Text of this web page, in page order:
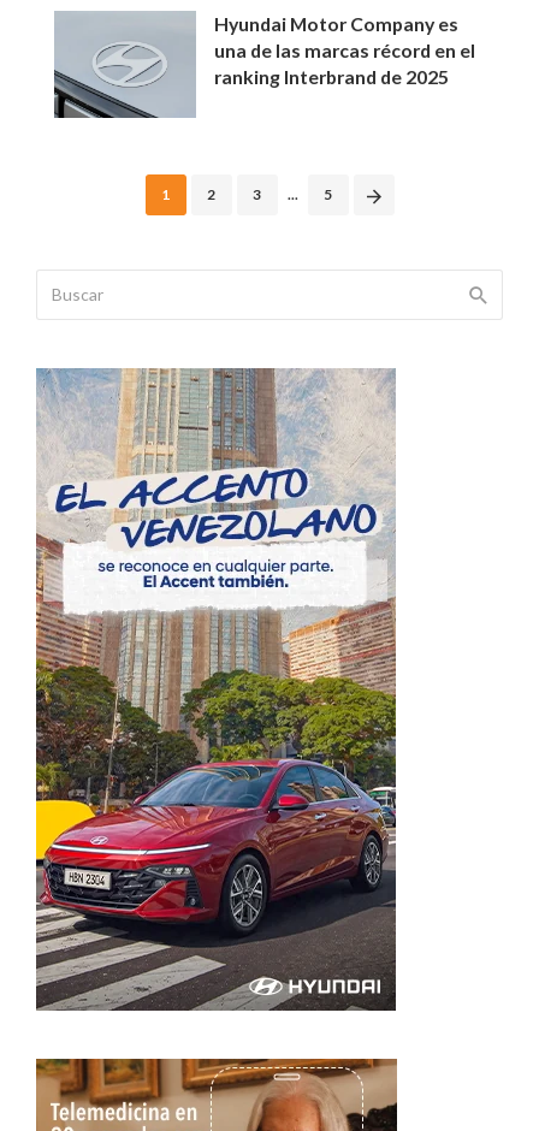
Hyundai Motor Company es
una de las marcas récord en el
ranking Interbrand de 2025
1 2 3 ... 5